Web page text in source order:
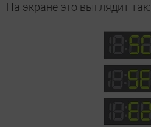
На экране это выглядит так: